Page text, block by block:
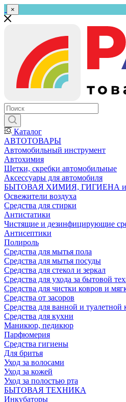
×
Каталог
АВТОТОВАРЫ
Автомобильный инструмент
Автохимия
Щетки, скребки автомобильные
Аксессуары для автомобиля
БЫТОВАЯ ХИМИЯ, ГИГИЕНА
Освежители воздуха
Средства для стирки
Антистатики
Чистящие и дезинфицирующие
Антисептики
Полироль
Средства для мытья пола
Средства для мытья посуды
Средства для стекол и зеркал
Средства для ухода за бытовой
Средства для чистки ковров и
Средства от засоров
Средства для ванной и туалетной
Средства для кухни
Маникюр, педикюр
Парфюмерия
Средства гигиены
Для бритья
Уход за волосами
Уход за кожей
Уход за полостью рта
БЫТОВАЯ ТЕХНИКА
Инкубаторы